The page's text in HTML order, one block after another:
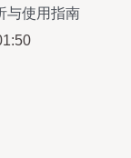
与使用指南